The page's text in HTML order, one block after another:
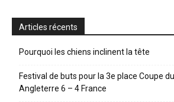
Articles récents
Pourquoi les chiens inclinent la tête
Festival de buts pour la 3e place Coupe
Angleterre 6 – 4 France